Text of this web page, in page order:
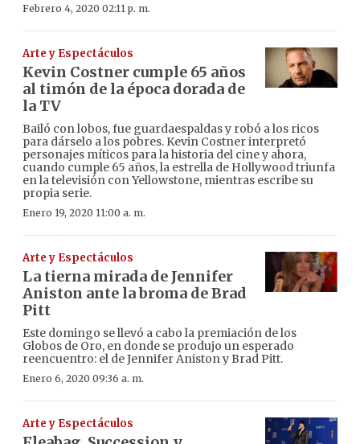
Febrero 4, 2020 02:11 p. m.
Arte y Espectáculos
Kevin Costner cumple 65 años
al timón de la época dorada de
la TV
Bailó con lobos, fue guardaespaldas y robó a los ricos
para dárselo a los pobres. Kevin Costner interpretó
personajes míticos para la historia del cine y ahora,
cuando cumple 65 años, la estrella de Hollywood triunfa
en la televisión con Yellowstone, mientras escribe su
propia serie.
Enero 19, 2020 11:00 a. m.
Arte y Espectáculos
La tierna mirada de Jennifer
Aniston ante la broma de Brad
Pitt
Este domingo se llevó a cabo la premiación de los
Globos de Oro, en donde se produjo un esperado
reencuentro: el de Jennifer Aniston y Brad Pitt.
Enero 6, 2020 09:36 a. m.
Arte y Espectáculos